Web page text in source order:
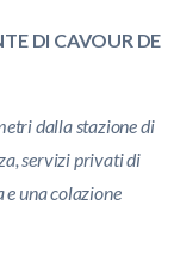
DI CAVOUR DE
dalla stazione di
servizi privati di
una colazione